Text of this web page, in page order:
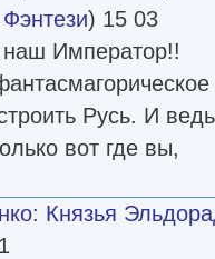
Фэнтези) 15 03
наш Император!!
Русь. И
вот где вы,
: Князья